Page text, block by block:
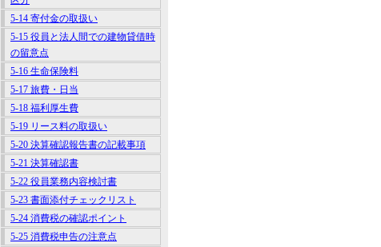
5-14 寄付金の取扱い
5-15 役員と法人間での建物貸借時
の留意点
5-16 生命保険料
5-17 旅費・日当
5-18 福利厚生費
5-19 リース料の取扱い
5-20 決算確認報告書の記載事項
5-21 決算確認書
5-22 役員業務内容検討書
5-23 書面添付チェックリスト
5-24 消費税の確認ポイント
5-25 消費税申告の注意点